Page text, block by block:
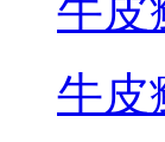
牛皮
牛皮